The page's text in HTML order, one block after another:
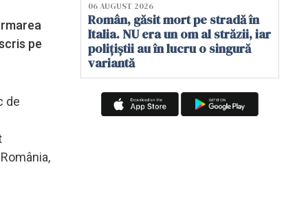
pe
de
06 AUGUST 2026
Român, găsit mort pe stradă în
Italia. NU era un om al străzii, iar
polițiștii au în lucru o singură
variantă